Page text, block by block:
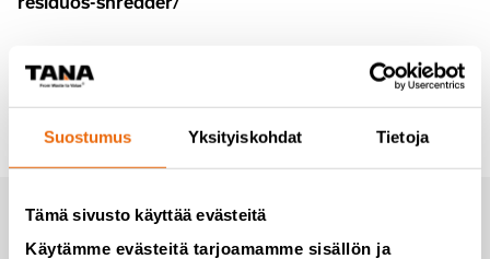
Suostumus Yksityiskohdat Tietoja
Tämä sivusto käyttää evästeitä
Käytämme evästeitä tarjoamamme sisällön ja
Tilaa uutiset Tanalta